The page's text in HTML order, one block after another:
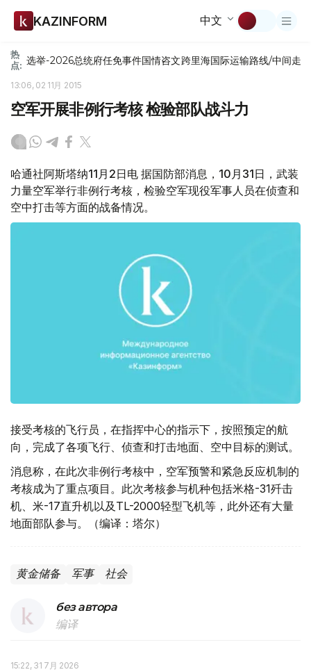
KAZINFORM 中文
热
点: 选举-2026总统府任免事件国情咨文跨里海国际运输路线/中间走廊
13:06, 02 11月 2015
空军开展非例行考核 检验部队战斗力
哈通社阿斯塔纳11月2日电 据国防部消息，10月31日，武装
力量空军举行非例行考核，检验空军现役军事人员在侦查和
空中打击等方面的战备情况。
接受考核的飞行员，在指挥中心的指示下，按照预定的航
向，完成了各项飞行、侦查和打击地面、空中目标的测试。
消息称，在此次非例行考核中，空军预警和紧急反应机制的
考核成为了重点项目。此次考核参与机种包括米格-31歼击
机、米-17直升机以及TL-2000轻型飞机等，此外还有大量
地面部队参与。（编译：塔尔）
黄金储备 军事 社会
без автора
编译
15:22, 31 7月 2026